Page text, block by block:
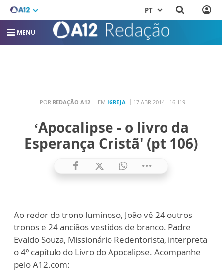
PT
MENU
POR REDAÇÃO A12 EM IGREJA 17 ABR 2014 - 16H19
‘Apocalipse - o livro da
Esperança Cristã' (pt 106)
Ao redor do trono luminoso, João vê 24 outros
tronos e 24 anciãos vestidos de branco. Padre
Evaldo Souza, Missionário Redentorista, interpreta
o 4º capítulo do Livro do Apocalipse. Acompanhe
pelo A12.com: